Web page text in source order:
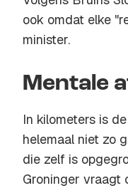
ook omdat elke
minister.
Mentale
In kilometers is
helemaal niet zo
die zelf is
Groninger vraagt